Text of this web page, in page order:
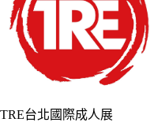
TRE台北國際成人展